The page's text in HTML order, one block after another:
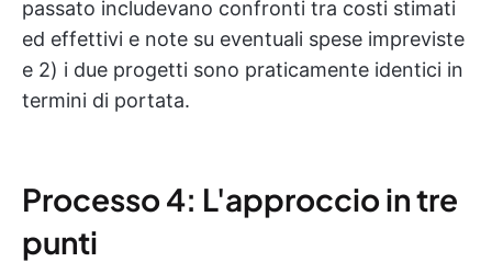
passato includevano confronti tra costi stimati
ed effettivi e note su eventuali spese impreviste
e 2) i due progetti sono praticamente identici in
termini di portata.
Processo 4: L'approccio in tre
punti